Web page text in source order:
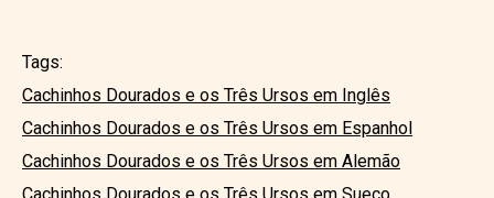
Tags:
Cachinhos Dourados e os Três Ursos em Inglês
Cachinhos Dourados e os Três Ursos em Espanhol
Cachinhos Dourados e os Três Ursos em Alemão